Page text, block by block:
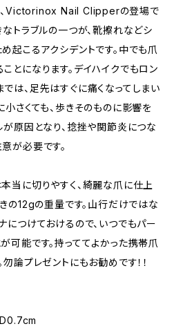
、Victorinox Nail Clipperの登場で
なトラブルの一つが、靴擦れなどシ
起こるアクシデントです。中でも爪
とになります。デイハイクでもロン
は、足先はすぐに痛くなってしまい
小さくても、歩きそのものに影響を
が原因となり、捻挫や関節炎につな
が必要です。
当に切りやすく、綺麗な爪に仕上
の12gの重量です。山行だけではな
につけておけるので、いつでもパー
可能です。持っててよかった携帯爪
論プレゼントにもお勧めです！！